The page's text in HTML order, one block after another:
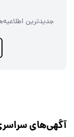
جدیدترین
آگهی‌های